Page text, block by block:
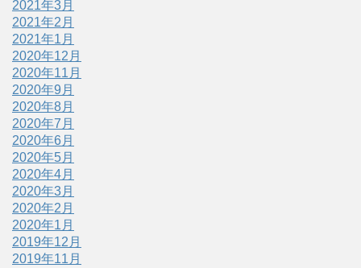
2021年3月
2021年2月
2021年1月
2020年12月
2020年11月
2020年9月
2020年8月
2020年7月
2020年6月
2020年5月
2020年4月
2020年3月
2020年2月
2020年1月
2019年12月
2019年11月